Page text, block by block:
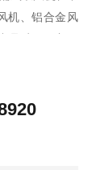
机、铝合金风
品质量，良好